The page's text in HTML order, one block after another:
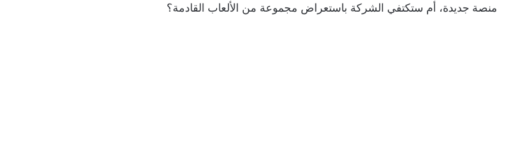
منصة جديدة، أم ستكتفي الشركة باستعراض مجموعة من الألعاب القادمة؟